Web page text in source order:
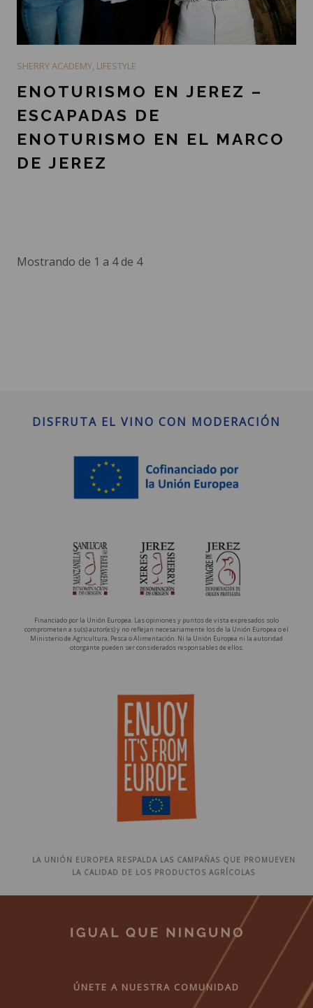
SHERRY ACADEMY, LIFESTYLE
ENOTURISMO EN JEREZ –
ESCAPADAS DE
ENOTURISMO EN EL MARCO
DE JEREZ
Mostrando de 1 a 4 de 4
DISFRUTA EL VINO CON MODERACIÓN
Financiado por la Unión Europea. Las opiniones y puntos de vista expresados solo
comprometen a su(s) autor(es) y no reflejan necesariamente los de la Unión Europea o el
Ministerio de Agricultura, Pesca o Alimentación. Ni la Unión Europea ni la autoridad
otorgante pueden ser considerados responsables de ellos.
LA UNIÓN EUROPEA RESPALDA LAS CAMPAÑAS QUE PROMUEVEN
LA CALIDAD DE LOS PRODUCTOS AGRÍCOLAS
ÚNETE A NUESTRA COMUNIDAD